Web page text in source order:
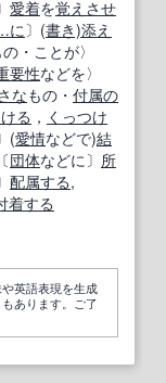
愛着を覚え させ
に 〕(書き)添え
・ことが〉
要性などを〉
なもの・ 付属の
る ， くっつけ
(愛情などで)結
団体などに〕 所
配属する,
着する
英語表現を生成
あります。ご了